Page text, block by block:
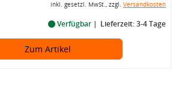
inkl. gesetzl. MwSt., zzgl. Versandkosten
Verfügbar Lieferzeit: 3-4 Tage
Zum Artikel